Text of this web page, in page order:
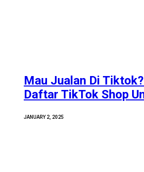
Mau Jualan Di
Daftar TikTok Shop
JANUARY 2, 2025